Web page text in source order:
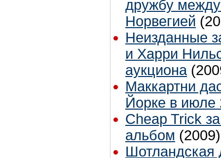
дружбу
Норвегией
Неизданные
и Харри
аукциона
Маккартни
Йорке в июле
Cheap Trick
альбом (2009)
Шотландская